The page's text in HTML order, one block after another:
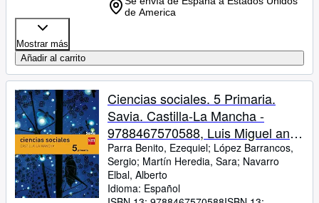
de America
Mostrar más
Añadir al carrito
Ciencias sociales. 5 Primaria.
Savia. Castilla-La Mancha -
9788467570588, Luis Miguel and
Diáz Pérez Pelorroto, Alberto
Parra Benito, Ezequiel; López Barrancos,
Sergio; Martín Heredia, Sara; Navarro
Elbal, Alberto
Idioma: Español